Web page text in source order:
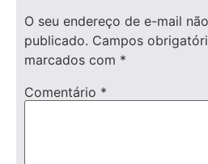
O seu endereço de e-mail
publicado. Campos
marcados com *
Comentário *